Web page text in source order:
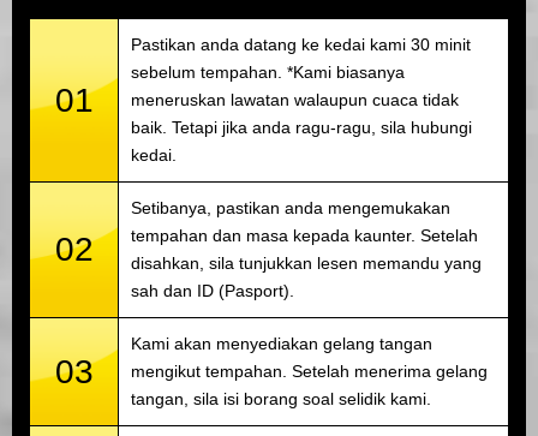
01
Pastikan anda datang ke kedai kami 30 minit
sebelum tempahan. *Kami biasanya
meneruskan lawatan walaupun cuaca tidak
baik. Tetapi jika anda ragu-ragu, sila hubungi
kedai.
02
Setibanya, pastikan anda mengemukakan
tempahan dan masa kepada kaunter. Setelah
disahkan, sila tunjukkan lesen memandu yang
sah dan ID (Pasport).
03
Kami akan menyediakan gelang tangan
mengikut tempahan. Setelah menerima gelang
tangan, sila isi borang soal selidik kami.